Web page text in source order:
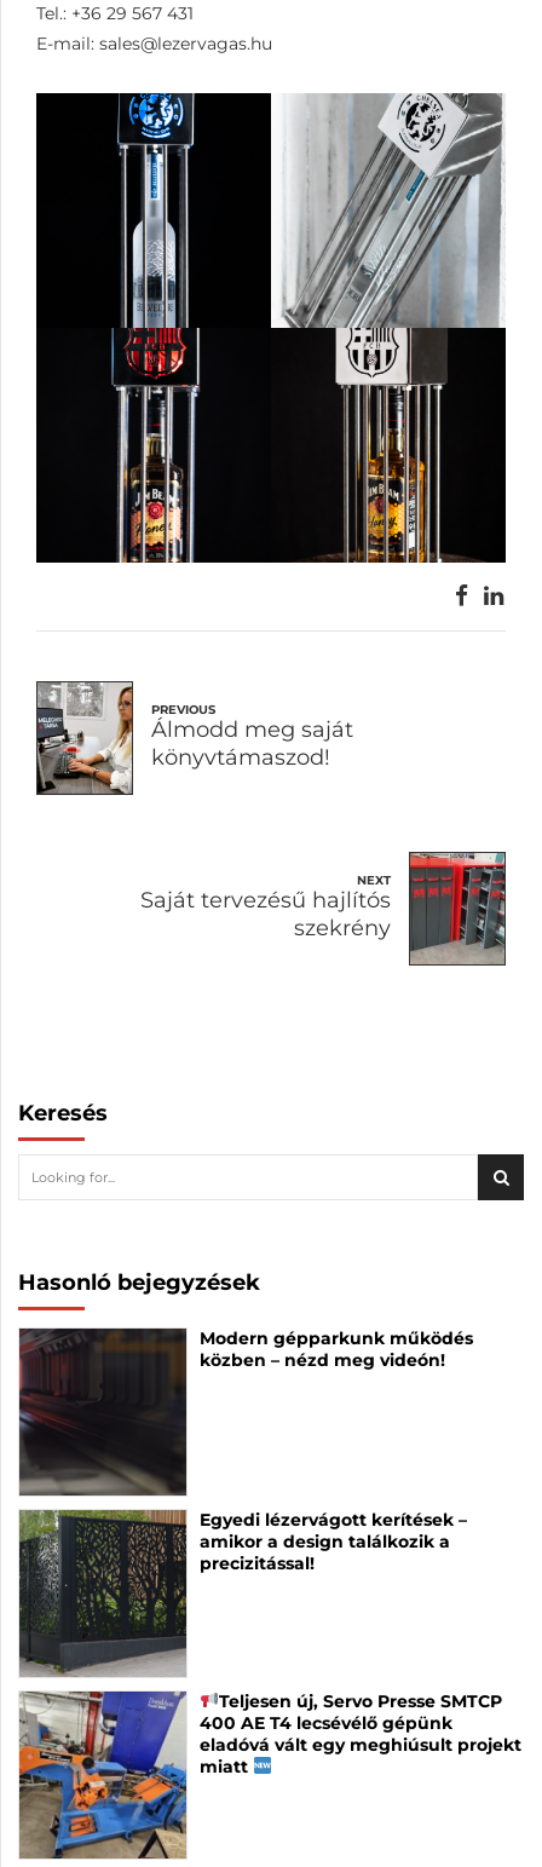
Tel.: +36 29 567 431
E-mail: sales@lezervagas.hu
PREVIOUS
Álmodd meg saját
könyvtámaszod!
NEXT
Saját tervezésű hajlítós
szekrény
Keresés
Hasonló bejegyzések
Modern gépparkunk működés
közben – nézd meg videón!
Egyedi lézervágott kerítések –
amikor a design találkozik a
precizitással!
Teljesen új, Servo Presse SMTCP
400 AE T4 lecsévélő gépünk
eladóvá vált egy meghiúsult projekt
miatt